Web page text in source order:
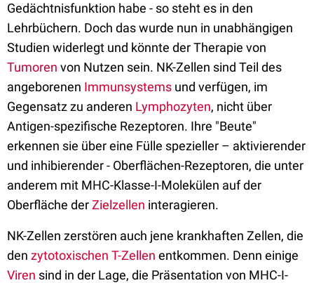
Gedächtnisfunktion habe - so steht es in den
Lehrbüchern. Doch das wurde nun in unabhängigen
Studien widerlegt und könnte der Therapie von
Tumoren von Nutzen sein. NK-Zellen sind Teil des
angeborenen Immunsystems und verfügen, im
Gegensatz zu anderen Lymphozyten, nicht über
Antigen-spezifische Rezeptoren. Ihre "Beute"
erkennen sie über eine Fülle spezieller – aktivierender
und inhibierender - Oberflächen-Rezeptoren, die unter
anderem mit MHC-Klasse-I-Molekülen auf der
Oberfläche derZielzellen interagieren.
NK-Zellen zerstören auch jene krankhaften Zellen, die
den zytotoxischen T-Zellen entkommen. Denn einige
Viren sind in der Lage, die Präsentation von MHC-I-